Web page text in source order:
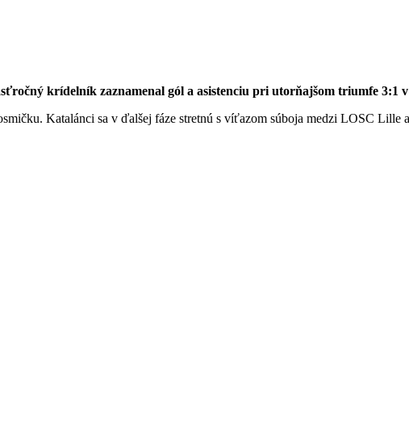
krídelník zaznamenal gól a asistenciu pri utorňajšom triumfe 3:1
Katalánci sa v ďalšej fáze stretnú s víťazom súboja medzi LOSC Lille